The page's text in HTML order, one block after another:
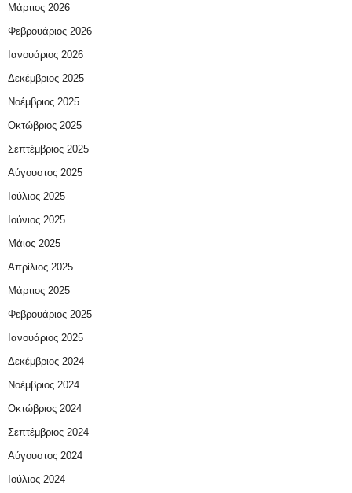
Μάρτιος 2026
Φεβρουάριος 2026
Ιανουάριος 2026
Δεκέμβριος 2025
Νοέμβριος 2025
Οκτώβριος 2025
Σεπτέμβριος 2025
Αύγουστος 2025
Ιούλιος 2025
Ιούνιος 2025
Μάιος 2025
Απρίλιος 2025
Μάρτιος 2025
Φεβρουάριος 2025
Ιανουάριος 2025
Δεκέμβριος 2024
Νοέμβριος 2024
Οκτώβριος 2024
Σεπτέμβριος 2024
Αύγουστος 2024
Ιούλιος 2024